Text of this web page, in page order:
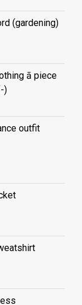
(gardening)
ā piece
)
outfit